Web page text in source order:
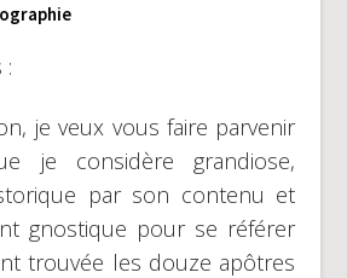
:
je veux vous faire parvenir
je considère grandiose,
par son contenu et
gnostique pour se référer
trouvée les douze apôtres